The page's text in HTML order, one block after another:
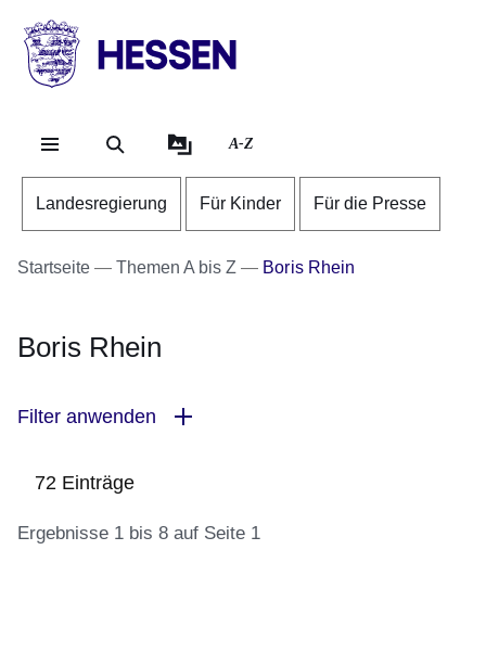
HESSEN
Landesregierung
A-Z
Landesregierung Für Kinder Für die Presse
Startseite Themen A bis Z Boris Rhein
Boris Rhein
Filter anwenden
72 Einträge
Ergebnisse 1 bis 8 auf Seite 1